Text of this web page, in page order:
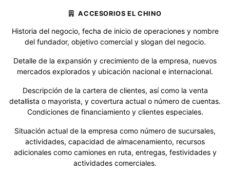
ACCESORIOS EL CHINO
Historia del negocio, fecha de inicio de operaciones y nombre
del fundador, objetivo comercial y slogan del negocio.
Detalle de la expansión y crecimiento de la empresa, nuevos
mercados explorados y ubicación nacional e internacional.
Descripción de la cartera de clientes, así como la venta
detallista o mayorista, y covertura actual o número de cuentas.
Condiciones de financiamiento y clientes especiales.
Situación actual de la empresa como número de sucursales,
actividades, capacidad de almacenamiento, recursos
adicionales como camiones en ruta, entregas, festividades y
actividades comerciales.